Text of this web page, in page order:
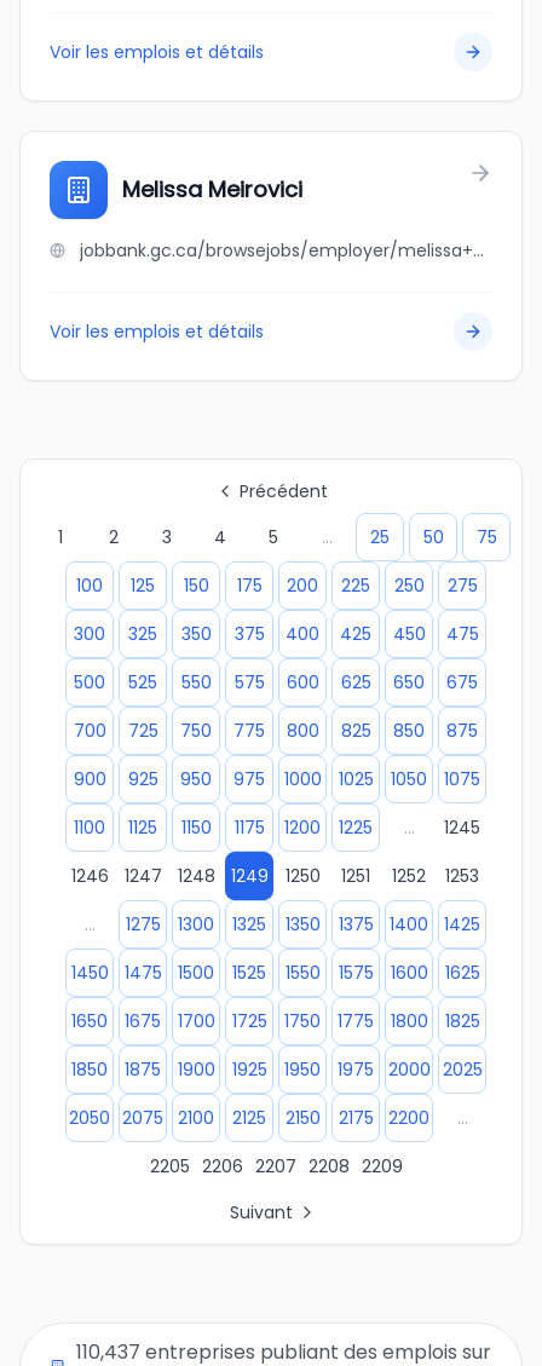
Voir les emplois et détails
Melissa Meirovici
jobbank.gc.ca/browsejobs/employer/melissa+meirovici/ca
Voir les emplois et détails
Précédent
1
2 3 4 5 ... 25 50
75
100
125 150 175 200 225 250
275
300
325 350 375 400 425 450
475
500
525 550 575 600 625 650
675
700
725 750 775 800 825 850
875
900
925 950 975 1000 1025 1050
1075
1100
1125 1150 1175 1200 1225 ...
1245
1246
1247 1248 1249 1250 1251 1252
1253
...
1275 1300 1325 1350 1375 1400
1425
1450
1475 1500 1525 1550 1575 1600
1625
1650
1675 1700 1725 1750 1775 1800
1825
1850
1875 1900 1925 1950 1975 2000 2025
2050 2075 2100 2125 2150 2175 2200
...
2205 2206 2207 2208 2209
Suivant
Page 3 des listes d'entreprises
110,437 entreprises publiant des emplois sur